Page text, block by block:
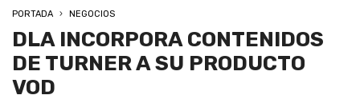
PORTADA NEGOCIOS
DLA INCORPORA CONTENIDOS
DE TURNER A SU PRODUCTO
VOD